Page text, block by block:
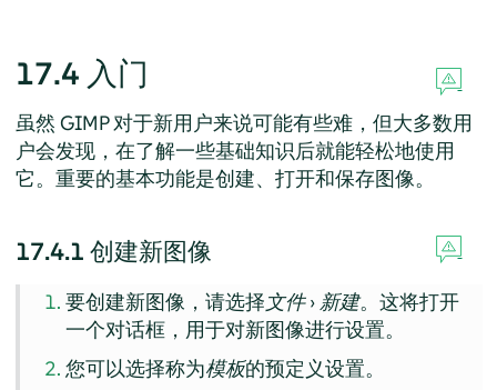
17.4 入门
虽然 GIMP对于新用户来说可能有些难，但大多数用
户会发现，在了解一些基础知识后就能轻松地使用
它。重要的基本功能是创建、打开和保存图像。
17.4.1 创建新图像
要创建新图像，请选择文件› 新建。这将打开
一个对话框，用于对新图像进行设置。
您可以选择称为模板的预定义设置。